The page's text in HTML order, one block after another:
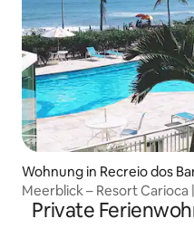
Wohnung in Recreio dos
Meerblick – Resort
Private